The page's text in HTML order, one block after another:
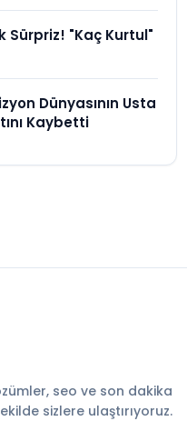
Sürpriz! "Kaç Kurtul"
Dünyasının Usta
Kaybetti
seo ve son dakika
sizlere ulaştırıyoruz.